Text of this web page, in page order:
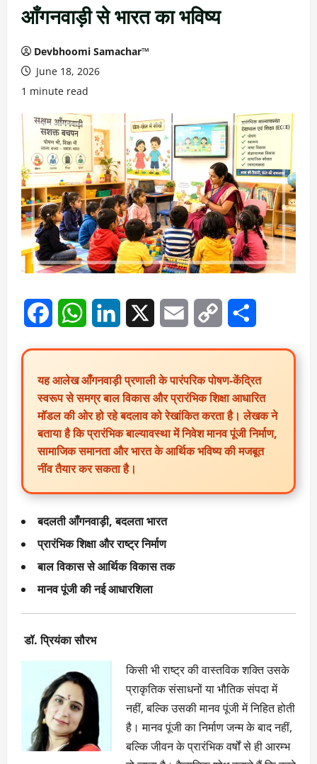
आँगनवाड़ी से भारत का भविष्य
Devbhoomi Samachar™
June 18, 2026
1 minute read
FacebookWhatsAppLinkedIn Email
Copy
यह आलेख आँगनवाड़ी प्रणाली के पारंपरिक पोषण-केंद्रित
स्वरूप से समग्र बाल विकास और प्रारंभिक शिक्षा आधारित
मॉडल की ओर हो रहे बदलाव को रेखांकित करता है। लेखक ने
बताया है कि प्रारंभिक बाल्यावस्था में निवेश मानव पूंजी निर्माण,
सामाजिक समानता और भारत के आर्थिक भविष्य की मजबूत
नींव तैयार कर सकता है।
बदलती आँगनवाड़ी, बदलता भारत
प्रारंभिक शिक्षा और राष्ट्र निर्माण
बाल विकास से आर्थिक विकास तक
मानव पूंजी की नई आधारशिला
डॉ. प्रियंका सौरभ
किसी भी राष्ट्र की वास्तविक शक्ति उसके
प्राकृतिक संसाधनों या भौतिक संपदा में
नहीं, बल्कि उसकी मानव पूंजी में निहित होती
है। मानव पूंजी का निर्माण जन्म के बाद नहीं,
बल्कि जीवन के प्रारंभिक वर्षों से ही आरम्भ